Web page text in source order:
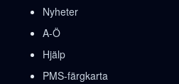
Nyheter
A-Ö
Hjälp
PMS-färgkarta